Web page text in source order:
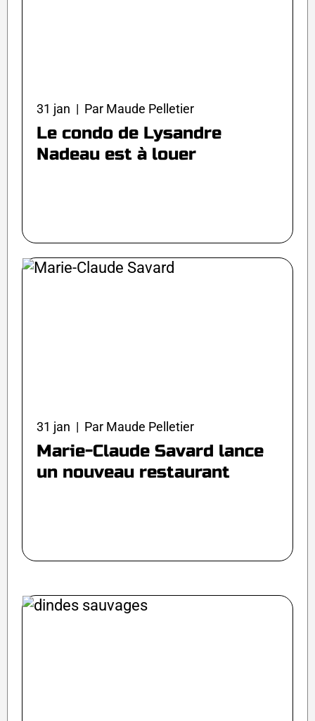
31 jan | Par Maude Pelletier
Le condo de Lysandre
Nadeau est à louer
31 jan | Par Maude Pelletier
Marie-Claude Savard lance
un nouveau restaurant